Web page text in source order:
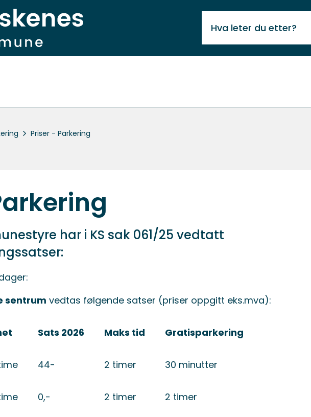
MELDING
Priser - Parkering
har i KS sak 061/25 vedtatt
sentrum vedtas følgende satser (priser oppgitt eks.mva):
Sats 2026 Maks tid Gratisparkering
44- 2 timer 30 minutter
0,- 2 timer 2 timer